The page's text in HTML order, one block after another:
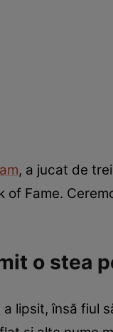
, a jucat de
of Fame.
o stea
lipsit, însă fiul